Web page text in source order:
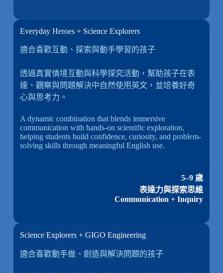
Everyday Heroes + Science Explorers
適合喜歡互動、探索與動手學習的孩子
透過真實情境互動與科學探究活動，幫助孩子在表
達、觀察與問題解決中自然使用英文，並培養好奇
心與思考力。
A dynamic combination that blends immersive
communication with hands-on scientific exploration,
helping students build confidence, curiosity, and problem-
solving skills through meaningful English use.
5–9 歲
表達力與探索思維
Communication + Inquiry
Science Explorers + GIGO Engineering
適合喜歡動手做、創造與解決問題的孩子